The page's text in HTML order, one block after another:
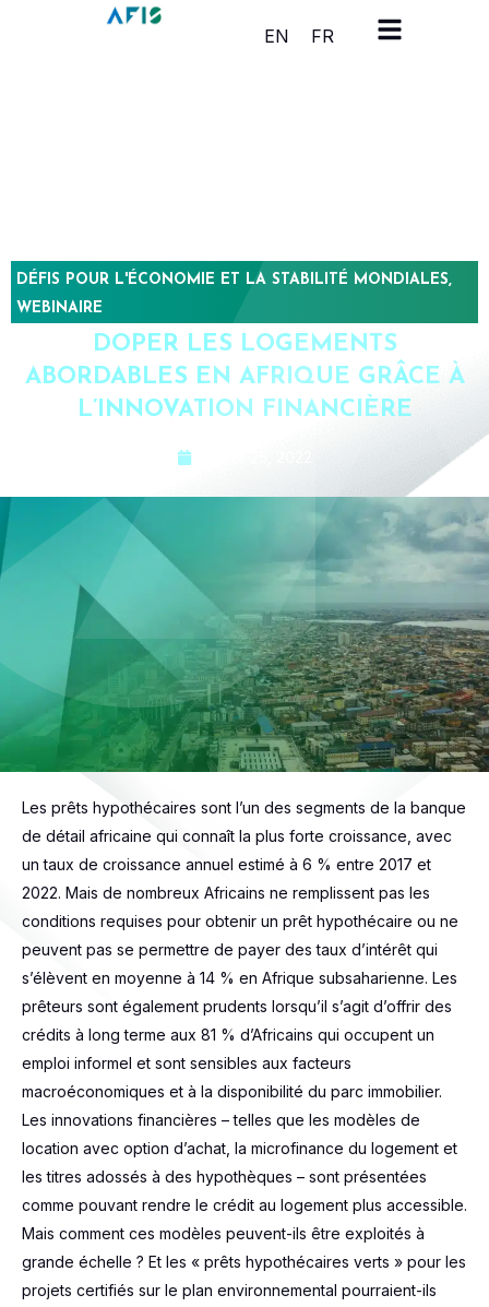
Panneau de gestion des cookies
EN
FR
DÉFIS POUR L'ÉCONOMIE ET LA STABILITÉ MONDIALES,
WEBINAIRE
DOPER LES LOGEMENTS
ABORDABLES EN AFRIQUE GRÂCE À
L’INNOVATION FINANCIÈRE
Les prêts hypothécaires sont l’un des segments de la banque
de détail africaine qui connaît la plus forte croissance, avec
un taux de croissance annuel estimé à 6 % entre 2017 et
2022. Mais de nombreux Africains ne remplissent pas les
conditions requises pour obtenir un prêt hypothécaire ou ne
peuvent pas se permettre de payer des taux d’intérêt qui
s’élèvent en moyenne à 14 % en Afrique subsaharienne. Les
prêteurs sont également prudents lorsqu’il s’agit d’offrir des
crédits à long terme aux 81 % d’Africains qui occupent un
emploi informel et sont sensibles aux facteurs
macroéconomiques et à la disponibilité du parc immobilier.
Les innovations financières – telles que les modèles de
location avec option d’achat, la microfinance du logement et
les titres adossés à des hypothèques – sont présentées
comme pouvant rendre le crédit au logement plus accessible.
Mais comment ces modèles peuvent-ils être exploités à
grande échelle ? Et les « prêts hypothécaires verts » pour les
projets certifiés sur le plan environnemental pourraient-ils